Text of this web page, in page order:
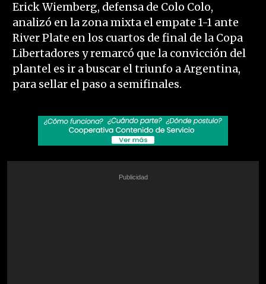
Erick Wiemberg, defensa de Colo Colo,
analizó en la zona mixta el empate 1-1 ante
River Plate en los cuartos de final de la Copa
Libertadores y remarcó que la convicción del
plantel es ir a buscar el triunfo a Argentina,
para sellar el paso a semifinales.